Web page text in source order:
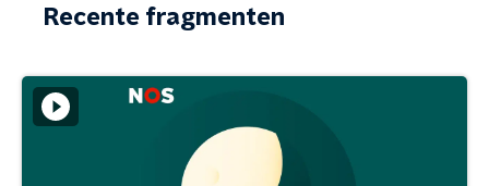
Recente fragmenten